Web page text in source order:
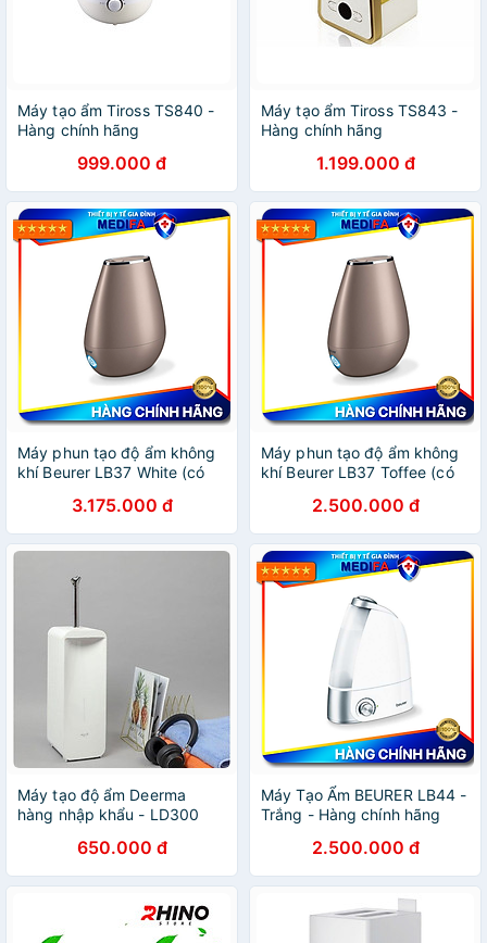
Máy tạo ẩm Tiross TS840 -
Hàng chính hãng
999.000 đ
Máy tạo ẩm Tiross TS843 -
Hàng chính hãng
1.199.000 đ
Máy phun tạo độ ẩm không
khí Beurer LB37 White (có
2 lít, phòng 20m2) - Hàng
chính hãng
3.175.000 đ
Máy phun tạo độ ẩm không
khí Beurer LB37 Toffee (có
2 lít, phòng vuông 20m2) -
Hàng chính hãng
2.500.000 đ
Máy tạo độ ẩm Deerma
hàng nhập khẩu - LD300
650.000 đ
Máy Tạo Ẩm BEURER LB44 -
Trắng - Hàng chính hãng
2.500.000 đ